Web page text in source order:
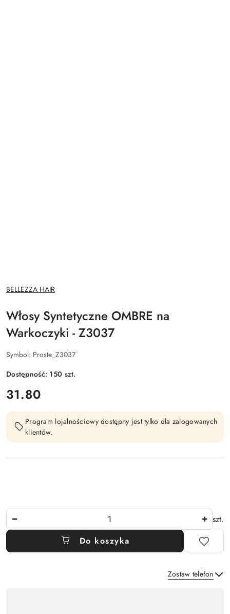
NAZWA
PRODUCENTA:
BELLEZZA HAIR
Włosy Syntetyczne OMBRE na
Warkoczyki - Z3037
Symbol: Proste_Z3037
Dostępność: 150 szt.
cena:
31.80
Program lojalnościowy dostępny jest tylko dla zalogowanych
klientów.
szt.
Do koszyka
Zostaw telefon